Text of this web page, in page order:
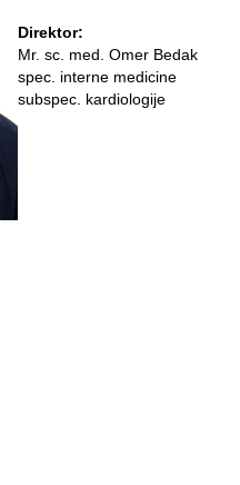
Direktor:
Mr. sc. med. Omer Bedak
spec. interne medicine
subspec. kardiologije